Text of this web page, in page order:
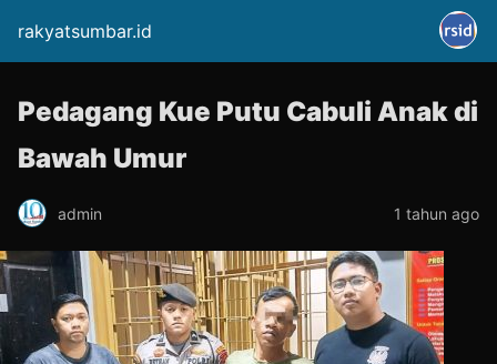
rakyatsumbar.id
Pedagang Kue Putu Cabuli Anak di
Bawah Umur
admin 1 tahun ago